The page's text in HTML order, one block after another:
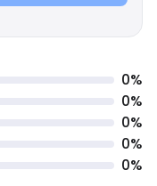
0%
0%
0%
0%
0%